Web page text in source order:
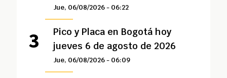
Jue, 06/08/2026 - 06:22
Pico y Placa en Bogotá hoy
jueves 6 de agosto de 2026
Jue, 06/08/2026 - 06:09